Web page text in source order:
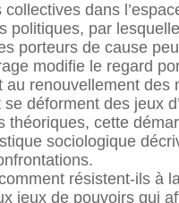
dans
politiques, par
porteurs de cause
modifie le regard
renouvellement
déforment des jeux
cette
sociologique
résistent-ils à
jeux de pouvoirs qui